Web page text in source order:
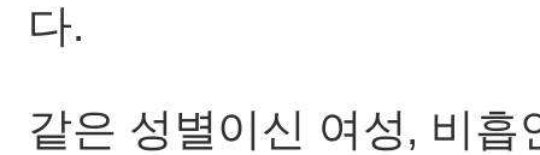
다.
같은 성별이신 여성, 비